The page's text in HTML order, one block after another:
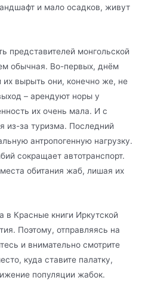
и мало осадков, живут
представителей монгольской
обычная. Во-первых, днём
их вырыть они, конечно же, не
– арендуют норы у
их очень мала. И с
из-за туризма. Последний
антропогенную нагрузку.
сокращает автотранспорт.
обитания жаб, лишая их
в Красные книги Иркутской
Поэтому, отправляясь на
и внимательно смотрите
куда ставите палатку,
популяции жабок.